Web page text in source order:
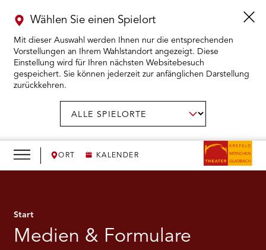
ORT KALENDER
Wählen Sie einen Spielort
Mit dieser Auswahl werden Ihnen nur die entsprechenden
Vorstellungen an Ihrem Wahlstandort angezeigt. Diese
Einstellung wird für Ihren nächsten Websitebesuch
gespeichert. Sie können jederzeit zur anfänglichen Darstellung
zurückkehren.
KARTENKAUF ÖFFNEN
WIR ÖFFNEN
DAS THEATER ÖFFNEN
Start
Medien & Formulare